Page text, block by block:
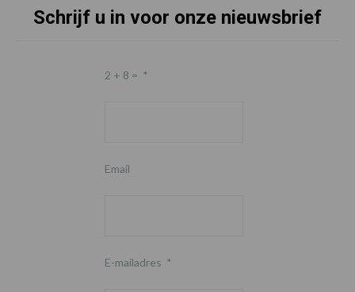
Schrijf u in voor onze nieuwsbrief
2 + 8 = *
Email
E-mailadres *